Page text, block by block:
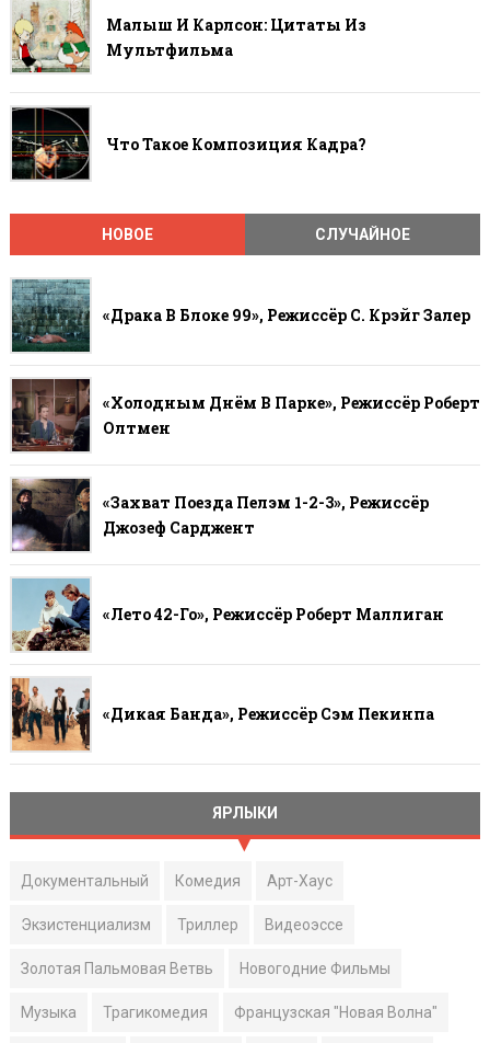
Малыш И Карлсон: Цитаты Из
Мультфильма
Что Такое Композиция Кадра?
НОВОЕ СЛУЧАЙНОЕ
«Драка В Блоке 99», Режиссёр С. Крэйг Залер
«Холодным Днём В Парке», Режиссёр Роберт
Олтмен
«Захват Поезда Пелэм 1-2-3», Режиссёр
Джозеф Сарджент
«Лето 42-Го», Режиссёр Роберт Маллиган
«Дикая Банда», Режиссёр Сэм Пекинпа
ЯРЛЫКИ
Документальный Комедия Арт-Хаус
Экзистенциализм Триллер Видеоэссе
Золотая Пальмовая Ветвь Новогодние Фильмы
Музыка Трагикомедия Французская "Новая Волна"